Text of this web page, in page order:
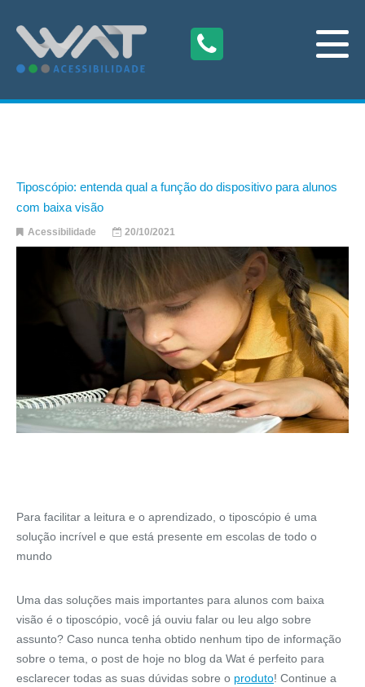
Tiposcópio: entenda qual a função do dispositivo para alunos
com baixa visão
Acessibilidade 20/10/2021
Para facilitar a leitura e o aprendizado, o tiposcópio é uma
solução incrível e que está presente em escolas de todo o
mundo
Uma das soluções mais importantes para alunos com baixa
visão é o tiposcópio, você já ouviu falar ou leu algo sobre
assunto? Caso nunca tenha obtido nenhum tipo de informação
sobre o tema, o post de hoje no blog da Wat é perfeito para
esclarecer todas as suas dúvidas sobre o produto! Continue a